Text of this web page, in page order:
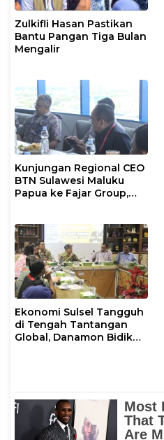
Zulkifli Hasan Pastikan
Bantu Pangan Tiga Bulan
Mengalir
Kunjungan Regional CEO
BTN Sulawesi Maluku
Papua ke Fajar Group,
Dunia
Ekonomi Sulsel Tangguh
di Tengah Tantangan
Global, Danamon Bidik